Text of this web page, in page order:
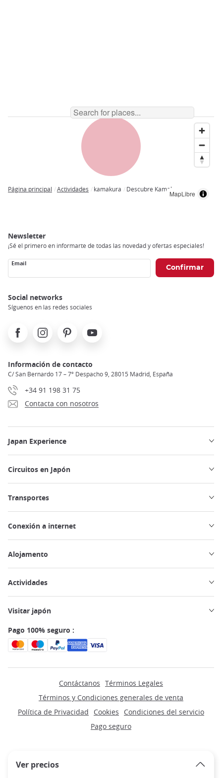
MapLibre
Ver precios
Página principal Actividades kamakura Descubre Kamakura
Newsletter
¡Sé el primero en informarte de todas las novedad y ofertas especiales!
Email
Social networks
Síguenos en las redes sociales
FacebookInstagramPinterest Youtube
Información de contacto
C/ San Bernardo 17 – 7º Despacho 9, 28015 Madrid, España
+34 91 198 31 75
Contacta con nosotros
Japan Experience
Circuitos en Japón
Transportes
Conexión a internet
Alojamento
Actividades
Visitar japón
Pago 100% seguro :
Contáctanos Términos Legales
Términos y Condiciones generales de venta
Política de Privacidad
Cookies
Condiciones del servicio
Pago seguro